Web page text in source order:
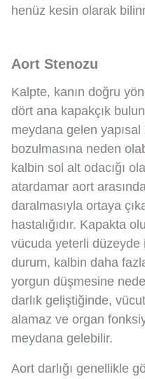
henüz kesin olarak
Aort Stenozu
Kalpte, kanın doğru
dört ana kapakçık
meydana gelen yapısal
bozulmasına neden
kalbin sol alt odacığı
atardamar aort
daralmasıyla ortaya
hastalığıdır. Kapakta
vücuda yeterli düzeyde
durum, kalbin daha
yorgun düşmesine
darlık geliştiğinde,
alamaz ve organ
meydana gelebilir.
Aort darlığı genellikle